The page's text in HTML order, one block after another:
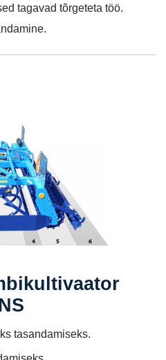
tagavad tõrgeteta töö.
tasandamiseks.